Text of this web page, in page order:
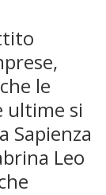
le
ultime si
Sapienza
Leo